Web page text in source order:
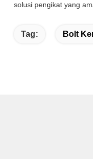
solusi pengikat yang
Tag: Bolt